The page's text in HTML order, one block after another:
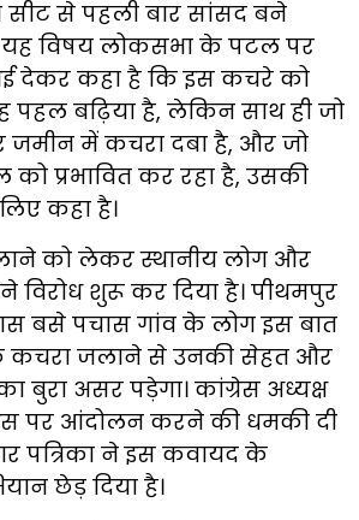
से पहली बार सांसद बने
विषय लोकसभा के पटल पर
देकर कहा है कि इस कचरे को
बढ़िया है, लेकिन साथ ही जो
में कचरा दबा है, और जो
प्रभावित कर रहा है, उसकी
कहा है।
को लेकर स्थानीय लोग और
विरोध शुरू कर दिया है। पीथमपुर
बसे पचास गांव के लोग इस बात
जलाने से उनकी सेहत और
बुरा असर पड़ेगा। कांग्रेस अध्यक्ष
पर आंदोलन करने की धमकी दी
पत्रिका ने इस कवायद के
छेड़ दिया है।